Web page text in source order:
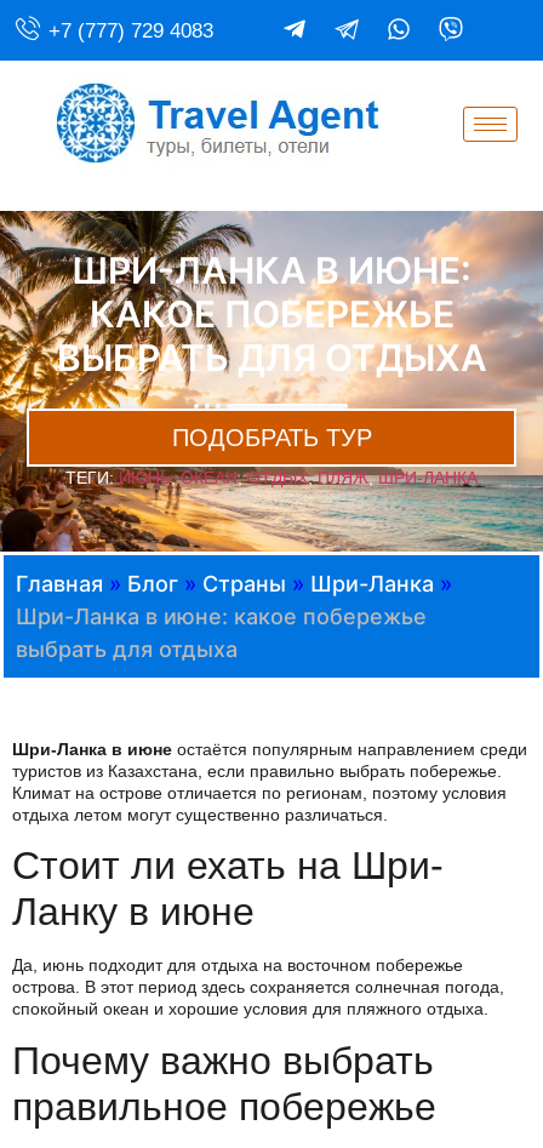
+7 (777) 729 4083
ШРИ-ЛАНКА В ИЮНЕ:
КАКОЕ ПОБЕРЕЖЬЕ
ВЫБРАТЬ ДЛЯ ОТДЫХА
ПОДОБРАТЬ ТУР
ТЕГИ:ИЮНЬ,ОКЕАН,ОТДЫХ,ПЛЯЖ,ШРИ-ЛАНКА
Главная » Блог » Страны » Шри-Ланка »
Шри-Ланка в июне: какое побережье
выбрать для отдыха
Шри-Ланка в июне остаётся популярным направлением среди
туристов из Казахстана, если правильно выбрать побережье.
Климат на острове отличается по регионам, поэтому условия
отдыха летом могут существенно различаться.
Стоит ли ехать на Шри-
Ланку в июне
Да, июнь подходит для отдыха на восточном побережье
острова. В этот период здесь сохраняется солнечная погода,
спокойный океан и хорошие условия для пляжного отдыха.
Почему важно выбрать
правильное побережье